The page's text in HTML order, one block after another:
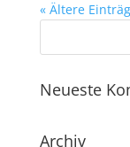
« Ältere
Neueste
Archiv